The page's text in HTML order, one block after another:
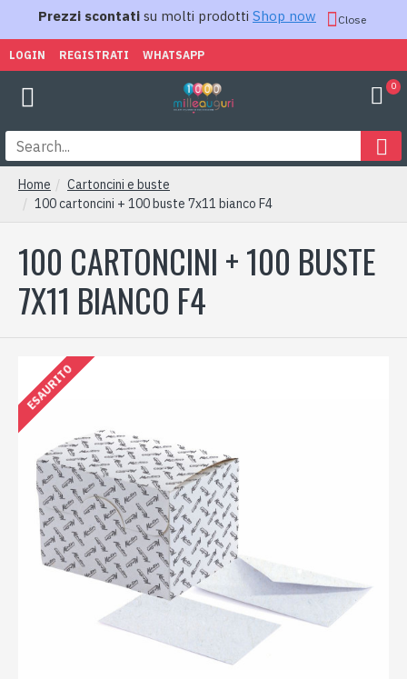
Prezzi scontati su molti prodotti Shop now Close
LOGIN REGISTRATI WHATSAPP
0
Home
Cartoncini e buste
100 cartoncini + 100 buste 7x11 bianco F4
100 CARTONCINI + 100 BUSTE
7X11 BIANCO F4
ESAURITO